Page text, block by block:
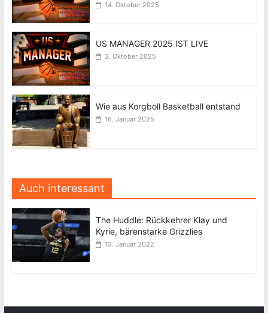
14. Oktober 2025
US MANAGER 2025 IST LIVE
3. Oktober 2025
Wie aus Korgboll Basketball entstand
16. Januar 2025
Auch interessant
The Huddle: Rückkehrer Klay und
Kyrie, bärenstarke Grizzlies
13. Januar 2022